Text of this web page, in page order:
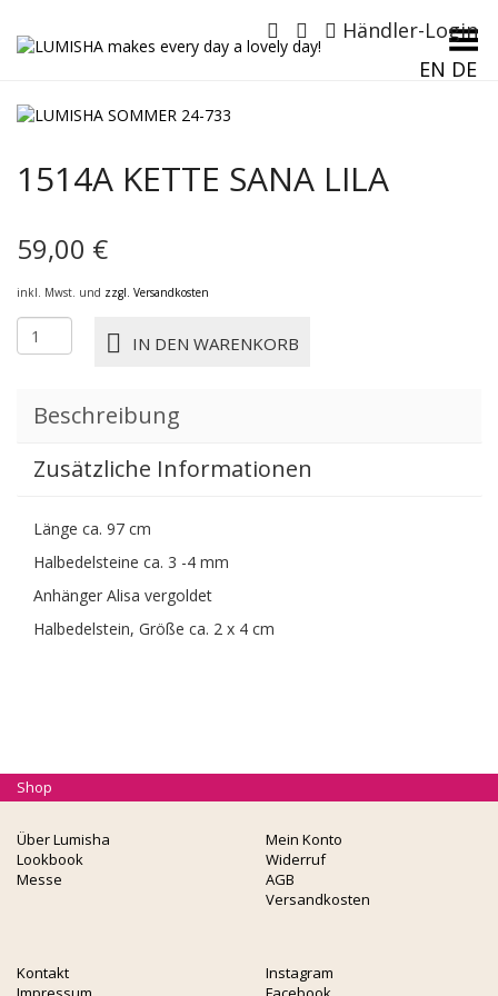
Händler-Login
EN DE
Menü umschalten
1514A KETTE SANA LILA
59,00 €
inkl. Mwst. und zzgl. Versandkosten
1514A
KETTE
Menge
IN DEN WARENKORB
Beschreibung
Zusätzliche Informationen
Länge ca. 97 cm
Halbedelsteine ca. 3 -4 mm
Anhänger Alisa vergoldet
Halbedelstein, Größe ca. 2 x 4 cm
Über Lumisha
Lookbook
Messe
Mein Konto
Widerruf
AGB
Versandkosten
Kontakt
Instagram
Shop